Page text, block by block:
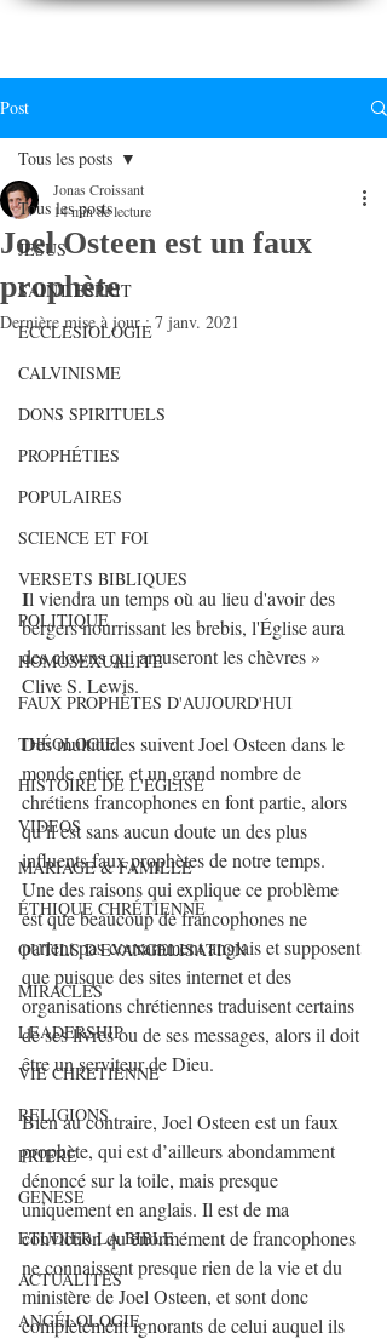
Post
Tous les posts
JESUS
SAINT ESPRIT
ECCLESIOLOGIE
CALVINISME
DONS SPIRITUELS
PROPHÉTIES
POPULAIRES
SCIENCE ET FOI
VERSETS BIBLIQUES
POLITIQUE
HOMOSEXUALITE
FAUX PROPHÈTES D'AUJOURD'HUI
THÉOLOGIE
HISTOIRE DE L'ÉGLISE
VIDEOS
MARIAGE & FAMILLE
ÉTHIQUE CHRÉTIENNE
OUTILS D'EVANGELISATION
MIRACLES
LEADERSHIP
VIE CHRETIENNE
RELIGIONS
PRIERE
GENESE
ETUDIER LA BIBLE
ACTUALITÉS
ANGÉLOLOGIE
Tous les posts
Joel Osteen est un faux
prophète
Jonas Croissant
14 min de lecture
Dernière mise à jour :7 janv. 2021
Il viendra un temps où au lieu d'avoir des
bergers nourrissant les brebis, l'Église aura
des clowns qui amuseront les chèvres »
Clive S. Lewis.
Des multitudes suivent Joel Osteen dans le
monde entier, et un grand nombre de
chrétiens francophones en font partie, alors
qu’il est sans aucun doute un des plus
influents faux prophètes de notre temps.
Une des raisons qui explique ce problème
est que beaucoup de francophones ne
parlent pas couramment anglais et supposent
que puisque des sites internet et des
organisations chrétiennes traduisent certains
de ses livres ou de ses messages, alors il doit
être un serviteur de Dieu.
Bien au contraire, Joel Osteen est un faux
prophète, qui est d’ailleurs abondamment
dénoncé sur la toile, mais presque
uniquement en anglais. Il est de ma
conviction qu’énormément de francophones
ne connaissent presque rien de la vie et du
ministère de Joel Osteen, et sont donc
complètement ignorants de celui auquel ils